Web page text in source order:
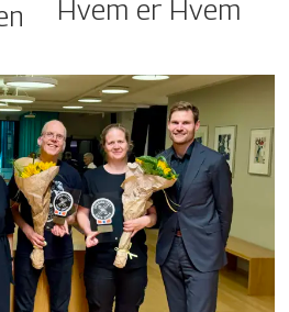
Hvem er Hvem